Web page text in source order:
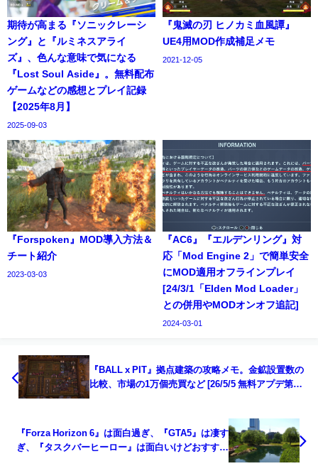
期待が高まる『ソニックレーシ
ング』と『ルミネスアライ
ズ』、色んな意味で気になる
『Lost Soul Aside』。無料配布
ゲームなどの感想とプレイ記録
【2025年8月】
2025-09-03
『鬼滅の刃 ヒノカミ血風譚』
UE4用MOD作成補足メモ
2021-12-05
『Forspoken』MOD導入方法＆
チート紹介
2023-03-03
『AC6』『エルデンリング』対
応「Mod Engine 2」で簡単安全
にMOD適用オフラインプレイ
[24/3/1「Elden Mod Loader」
との併用やMODオンオフ追記]
2024-03-01
『BALL x PIT』拠点建築の攻略メモ。金鉱設置数の
比較、市場の1万個売買など [26/5/5 無料アプデ第二
『Forza Horizon 6』は面白過ぎ、『GTA5』は凄す
ぎ、『タスクバーヒーロー』は面白いけどおすすめ